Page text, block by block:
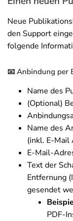
Neue
den Support
folgende
📧 Anbindung per
Name des
(Optional)
Name des
(inkl. E-Mail
E-Mail-
Text der
Entfernung
gesendet
PDF-